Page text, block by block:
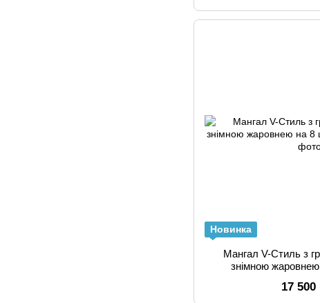
Новинка
Мангал V-Стиль з
знімною
17 500